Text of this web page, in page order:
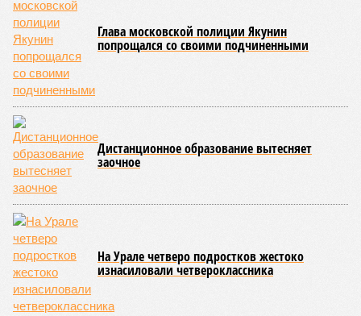
неизбежным следствием деления клеток и происходят на
протяжении всей нашей жизни. Иногда они возникают под
воздействием внешних факторов, условно таких как
ультрафиолет, а иногда… это просто случается. Просто
«потому что». И учёные до сих пор бьются над загадкой
почему.
Некоторые мутации не слишком разрушительны, и клетка
может существовать в слегка изменённом виде. Другие же
приводят к катастрофическим изменениям внутри неё – и
она погибает.
«У 80-летнего человека в типичной клетке
присутствуют тысячи соматических мутаций. У
организма нет механики, которая позволила бы ему
вернуться и исправить повреждения, уже записанные в
геноме,– рассказывает
медицинской школы Гроссмана при Нью-Йоркском
университете.
– На протяжении десятилетий
накопившиеся повреждения снижают эффективность
работы клетки, а в некоторых случаях создают